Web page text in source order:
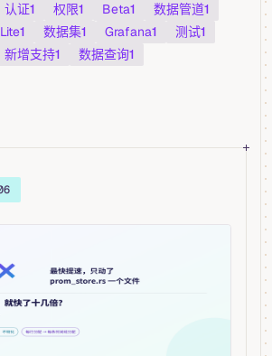
认证1 权限1 Beta1 数据管道1
1 数据集1 Grafana1 测试1
新增支持1 数据查询1